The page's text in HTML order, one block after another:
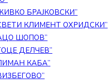
БРАЈКОВСКИ”
КЛИМЕНТ ОХРИДСКИ”
ШОПОВ”
ДЕЛЧЕВ”
КАБА”